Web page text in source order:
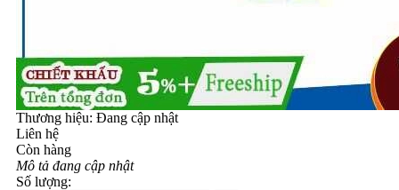
Thương hiệu: Đang cập nhật
Liên hệ
Còn hàng
Mô tả đang cập nhật
Số lượng: